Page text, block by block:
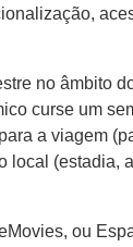
no âmbito
curse um
a viagem
local
ou